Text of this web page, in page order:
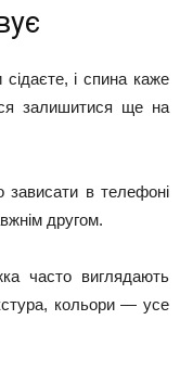
і спина каже
залишитися ще на
в телефоні
другом.
часто виглядають
кольори — усе